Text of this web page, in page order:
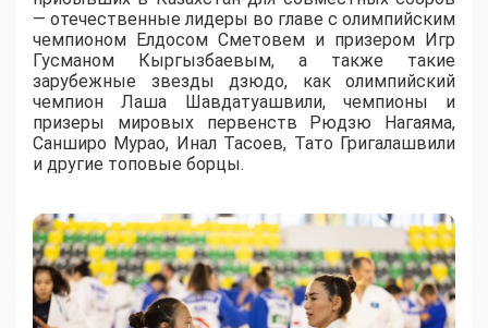
— отечественные лидеры во главе с олимпийским
чемпионом Елдосом Сметовем и призером Игр
Гусманом Кыргызбаевым, а также такие
зарубежные звезды дзюдо, как олимпийский
чемпион Лаша Шавдатуашвили, чемпионы и
призеры мировых первенств Рюдзю Нагаяма,
Санширо Мурао, Инал Тасоев, Тато Григалашвили
и другие топовые борцы.